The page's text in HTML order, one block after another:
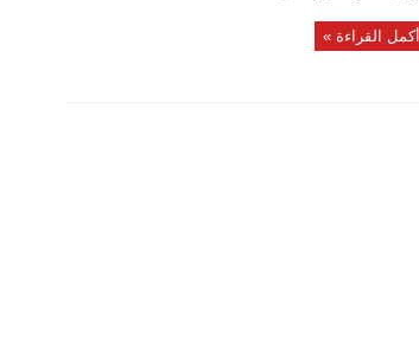
أكمل القراءة »